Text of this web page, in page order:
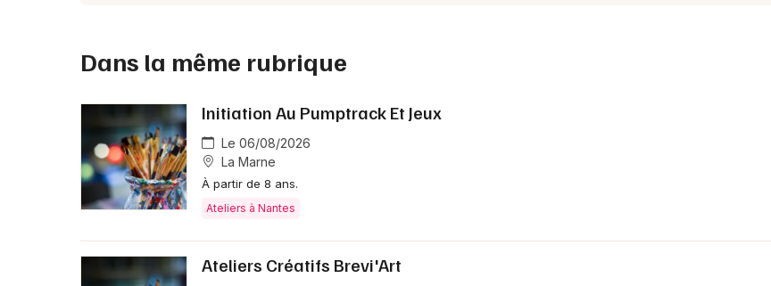
Dans la même rubrique
Initiation Au Pumptrack Et Jeux
Le 06/08/2026
La Marne
À partir de 8 ans.
Ateliers à Nantes
Ateliers Créatifs Brevi'Art